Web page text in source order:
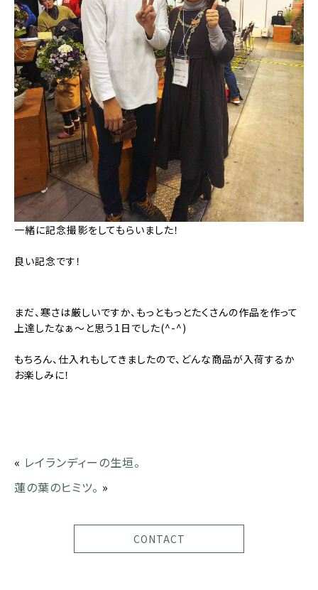
一緒に記念撮影をしてもらいました！
良い記念です！
まだ、寒さは厳しいですか、もっともっとたくさんの作品を作って
上達したなぁ〜と思う1日でした(^-^)
もちろん、仕入れもしてきましたので、どんな商品が入荷するか
お楽しみに！
« レイランディーの生垣。
蓮の葉のヒミツ。 »
CONTACT